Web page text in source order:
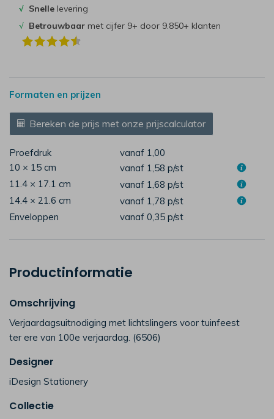
√ Snelle levering
√ Betrouwbaar met cijfer 9+ door 9.850+ klanten
Formaten en prijzen
Bereken de prijs met onze prijscalculator
Proefdruk
vanaf 1,00
10 × 15 cm
vanaf 1,58 p/st
11.4 × 17.1 cm
vanaf 1,68 p/st
14.4 × 21.6 cm
vanaf 1,78 p/st
Enveloppen
vanaf 0,35 p/st
Productinformatie
Omschrijving
Verjaardagsuitnodiging met lichtslingers voor tuinfeest
ter ere van 100e verjaardag. (6506)
Designer
iDesign Stationery
Collectie